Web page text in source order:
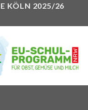
KÖLN 2025/26